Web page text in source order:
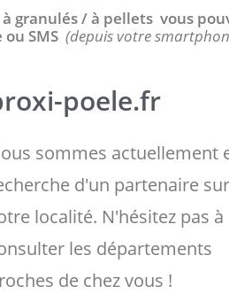
granulés / à pellets vous
ou SMS(depuis votre
poele.fr
sommes actuellement
d'un partenaire sur
localité. N'hésitez pas à
les départements
de chez vous !